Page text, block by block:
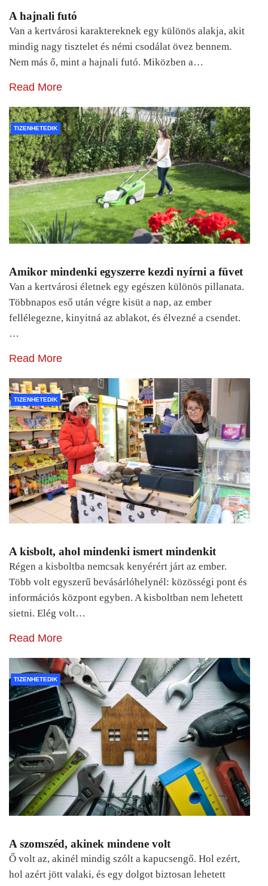
A hajnali futó
Van a kertvárosi karaktereknek egy különös alakja, akit
mindig nagy tisztelet és némi csodálat övez bennem.
Nem más ő, mint a hajnali futó. Miközben a…
Read More
TIZENHETEDIK
Amikor mindenki egyszerre kezdi nyírni a füvet
Van a kertvárosi életnek egy egészen különös pillanata.
Többnapos eső után végre kisüt a nap, az ember
fellélegezne, kinyitná az ablakot, és élvezné a csendet.
…
Read More
TIZENHETEDIK
A kisbolt, ahol mindenki ismert mindenkit
Régen a kisboltba nemcsak kenyérért járt az ember.
Több volt egyszerű bevásárlóhelynél: közösségi pont és
információs központ egyben. A kisboltban nem lehetett
sietni. Elég volt…
Read More
TIZENHETEDIK
A szomszéd, akinek mindene volt
Ő volt az, akinél mindig szólt a kapucsengő. Hol ezért,
hol azért jött valaki, és egy dolgot biztosan lehetett